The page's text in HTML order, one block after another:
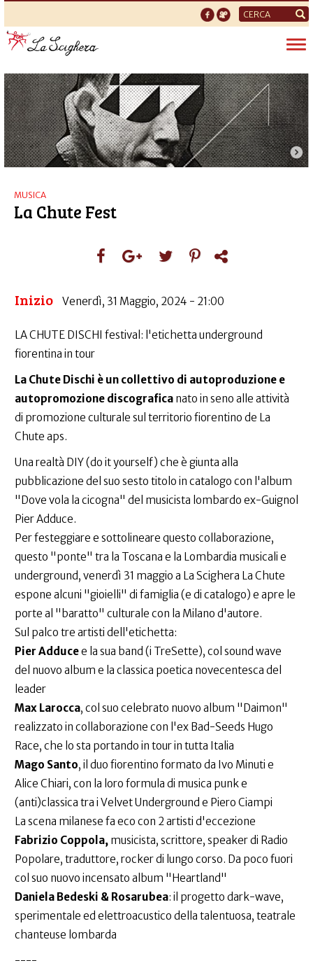
Form
di
ricerca
MUSICA
La Chute Fest
Inizio Venerdì, 31 Maggio, 2024 - 21:00
LA CHUTE DISCHI festival: l'etichetta underground
fiorentina in tour
La Chute Dischi è un collettivo di autoproduzione e
autopromozione discografica nato in seno alle attività
di promozione culturale sul territorio fiorentino de La
Chute aps.
Una realtà DIY (do it yourself) che è giunta alla
pubblicazione del suo sesto titolo in catalogo con l'album
"Dove vola la cicogna" del musicista lombardo ex-Guignol
Pier Adduce.
Per festeggiare e sottolineare questo collaborazione,
questo "ponte" tra la Toscana e la Lombardia musicali e
underground, venerdì 31 maggio a La Scighera La Chute
espone alcuni "gioielli" di famiglia (e di catalogo) e apre le
porte al "baratto" culturale con la Milano d'autore.
Sul palco tre artisti dell'etichetta:
Pier Adducee la sua band (i TreSette), col sound wave
del nuovo album e la classica poetica novecentesca del
leader
Max Larocca, col suo celebrato nuovo album "Daimon"
realizzato in collaborazione con l'ex Bad-Seeds Hugo
Race, che lo sta portando in tour in tutta Italia
Mago Santo, il duo fiorentino formato da Ivo Minuti e
Alice Chiari, con la loro formula di musica punk e
(anti)classica tra i Velvet Underground e Piero Ciampi
La scena milanese fa eco con 2 artisti d'eccezione
Fabrizio Coppola, musicista, scrittore, speaker di Radio
Popolare, traduttore, rocker di lungo corso. Da poco fuori
col suo nuovo incensato album "Heartland"
Daniela Bedeski & Rosarubea: il progetto dark-wave,
sperimentale ed elettroacustico della talentuosa, teatrale
chanteuse lombarda
----